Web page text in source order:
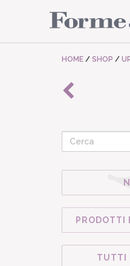
HOME / SHOP /
PRODOTTI
TUTTI